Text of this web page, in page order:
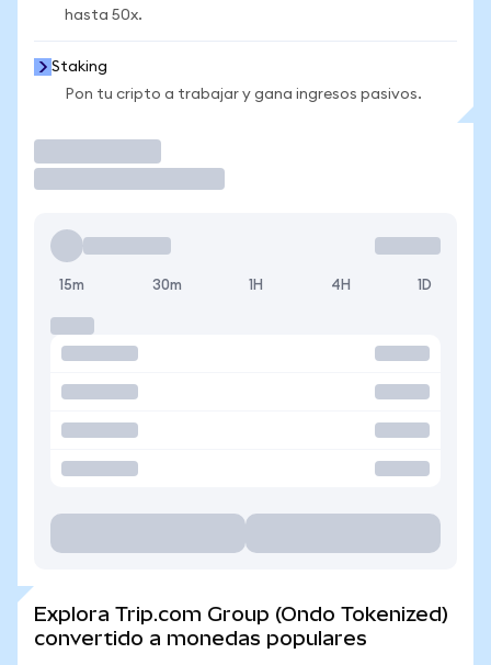
hasta 50x.
Staking
Pon tu cripto a trabajar y gana ingresos pasivos.
15m 30m 1H 4H 1D
Explora Trip.com Group (Ondo Tokenized)
convertido a monedas populares